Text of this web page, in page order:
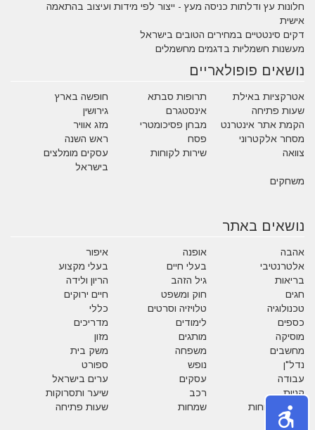
חלונות עץ ודלתות כניסה מעץ - ייצור לפי מידות ועיצוב בהתאמה
אישית
דקים סינטטיים במחירים הטובים בישראל
מעשנות חשמליות בדגמים מחשמלים
נושאים פופולאריים
אטרקציות באילת תרופות סבתא
חופשה בארץ
שעות פתיחה
אינסטגרם
גירושין
הקמת אתר אינטרנט
מבחן פסיכומטרי
מזג אוויר
מסחר אלקטרוני
פסח
ראש השנה
צוואה
שירות לקוחות
עסקים מומלצים
בישראל
משחקים
נושאים באתר
אהבה אופנה
איפור
אלטרנטיבי
בעלי חיים
בעלי מקצוע
בריאות
גיל הזהב
הריון ולידה
חגים
חוק ומשפט
חיים ירוקים
טכנולוגיה
טלויזיה וסרטים
כללי
כספים
לימודים
מדריכים
מוסיקה
מותגים
מזון
מחשבים
משפחה
משק בית
נדל"ן
נופש
ספורט
עבודה
עסקים
ערים בישראל
קניות
רכב
שיער ותסרוקות
שירות לקוחות
שמחות
שעות פתיחה
תזונה